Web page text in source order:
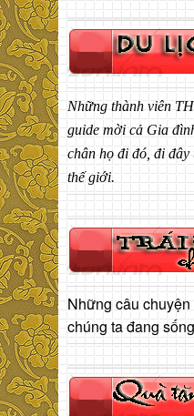
Những thành viên
guide mời cả Gia
chân họ đi đó, đi
thế giới.
Những câu
chúng ta đang